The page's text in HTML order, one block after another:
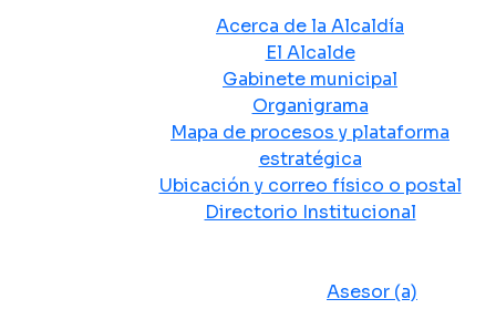
Acerca de la Alcaldía
El Alcalde
Gabinete municipal
Organigrama
Mapa de procesos y plataforma
estratégica
Ubicación y correo físico o postal
Directorio Institucional
Asesor (a)